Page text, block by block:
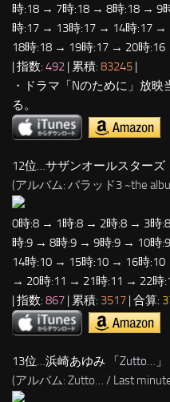
時:18 → 7時:18 → 8時:18 → 9
時:17 → 13時:17 → 14時:17
18時:18 → 19時:17 → 20時
| 指数: 492 | 累積: 83245 |
・ドラマ「Nのために」放
る。
12位…サザンオールスターズ
(アルバム: バラッド3 ~the
0時:8 → 1時:8 → 2時:8 → 3時
時:9 → 8時:9 → 9時:9 → 10時
14時:10 → 15時:10 → 16時
→ 20時:11 → 21時:11 → 22時
| 指数: 867 | 累積: 3517 | 合算:
13位…浜崎あゆみ 「Zutto…
」
(アルバム: Zutto… / Last